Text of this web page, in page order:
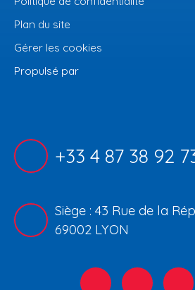
Plan du site
Gérer les cookies
Propulsé par
+33 4 87 38 92
Siège : 43 Rue de la
69002 LYON